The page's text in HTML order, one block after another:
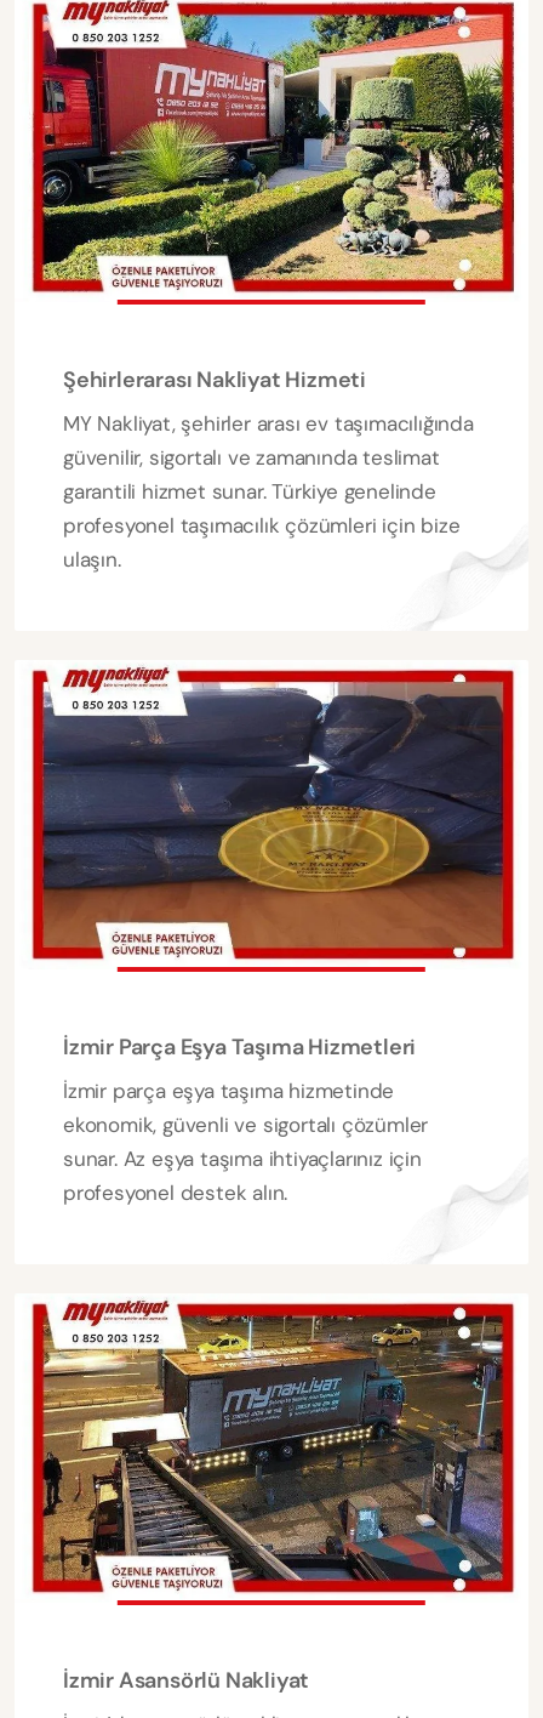
Şehirlerarası Nakliyat Hizmeti
MY Nakliyat, şehirler arası ev taşımacılığında
güvenilir, sigortalı ve zamanında teslimat
garantili hizmet sunar. Türkiye genelinde
profesyonel taşımacılık çözümleri için bize
ulaşın.
İzmir Parça Eşya Taşıma Hizmetleri
İzmir parça eşya taşıma hizmetinde
ekonomik, güvenli ve sigortalı çözümler
sunar. Az eşya taşıma ihtiyaçlarınız için
profesyonel destek alın.
İzmir Asansörlü Nakliyat